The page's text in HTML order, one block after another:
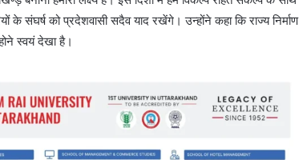
के संघर्ष को प्रदेशवासी सदैव याद रखेंगे। उन्होंने कहा कि राज्य निर्माण
स्वयं देखा है।